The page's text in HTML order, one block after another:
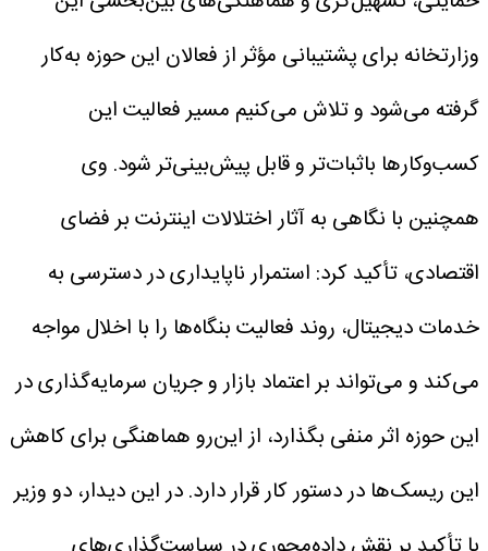
وزارتخانه برای پشتیبانی مؤثر از فعالان این حوزه به‌کار
گرفته می‌شود و تلاش می‌کنیم مسیر فعالیت این
کسب‌وکارها باثبات‌تر و قابل پیش‌بینی‌تر شود. وی
همچنین با نگاهی به آثار اختلالات اینترنت بر فضای
اقتصادی، تأکید کرد: استمرار ناپایداری در دسترسی به
خدمات دیجیتال، روند فعالیت بنگاه‌ها را با اخلال مواجه
می‌کند و می‌تواند بر اعتماد بازار و جریان سرمایه‌گذاری در
این حوزه اثر منفی بگذارد، از این‌رو هماهنگی برای کاهش
این ریسک‌ها در دستور کار قرار دارد.در این دیدار، دو وزیر